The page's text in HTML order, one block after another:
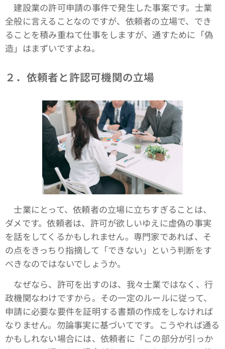
建設業の許可申請の事件で発生した事案です。士業
全般に言えることなのですが、依頼者の立場で、でき
ることを積み重ねて仕事をしますが、通すために「偽
造」はまずいですよね。
２．依頼者と許認可機関の立場
士業にとって、依頼者の立場に立ちすぎることは、
ダメです。依頼者は、許可が欲しいゆえに虚偽の事実
を話をしてくるかもしれません。専門家であれば、そ
の点をきっちり指摘して「できない」という判断をす
べきなのではないでしょうか。
なぜなら、許可を出すのは、我々士業ではなく、行
政機関なわけですから。その一定のルールに従って、
申請に必要な要件を証明する書類の作成をしなければ
なりません。勿論事実に基づいてです。こうやれば通る
かもしれない場合には、依頼者に「この部分が引っか